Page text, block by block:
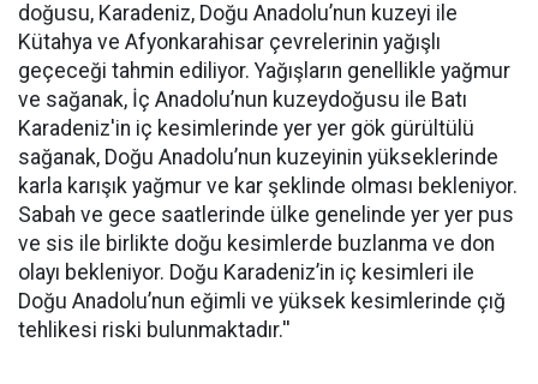
doğusu, Karadeniz, Doğu Anadolu’nun kuzeyi ile
Kütahya ve Afyonkarahisar çevrelerinin yağışlı
geçeceği tahmin ediliyor. Yağışların genellikle yağmur
ve sağanak, İç Anadolu’nun kuzeydoğusu ile Batı
Karadeniz'in iç kesimlerinde yer yer gök gürültülü
sağanak, Doğu Anadolu’nun kuzeyinin yükseklerinde
karla karışık yağmur ve kar şeklinde olması bekleniyor.
Sabah ve gece saatlerinde ülke genelinde yer yer pus
ve sis ile birlikte doğu kesimlerde buzlanma ve don
olayı bekleniyor. Doğu Karadeniz’in iç kesimleri ile
Doğu Anadolu’nun eğimli ve yüksek kesimlerinde çığ
tehlikesi riski bulunmaktadır.''